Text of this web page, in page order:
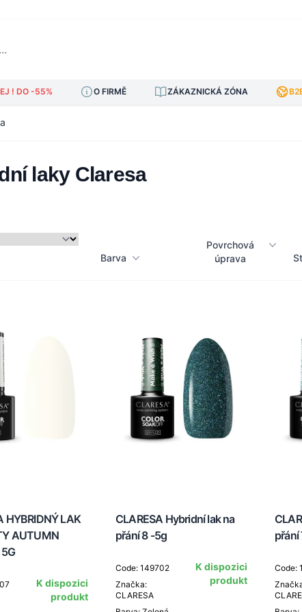
! DO -55% O FIRMĚ ZÁKAZNICKÁ ZÓNA
laky Claresa
Barva
Povrchová
úprava
HYBRIDNÝ LAK
AUTUMN
K dispozici
produkt
CLARESA Hybridní lak na
přání 8 -5g
Code: 149702
Značka:
CLARESA
K dispozici
produkt
přání
Code: